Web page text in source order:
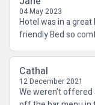
04 May 2023
Hotel was in a
friendly Bed so
Cathal
12 December 2021
We weren't offered